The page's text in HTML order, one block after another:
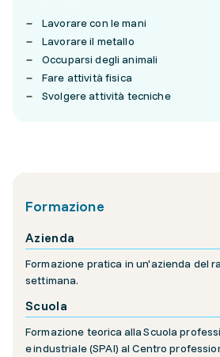
Lavorare con le mani
Lavorare il metallo
Occuparsi degli animali
Fare attività fisica
Svolgere attività tecniche
Formazione
Azienda
Formazione pratica in un'azienda del
settimana.
Scuola
Formazione teorica alla Scuola
e industriale (SPAI) al Centro